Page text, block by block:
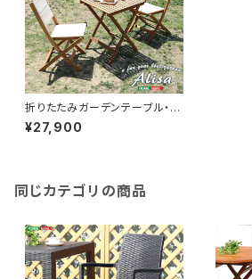
折りたたみガーデンテーブル・チ
ェア（3点セット）人気素材のアカ
シア材を使用 | Alisa-アリー
¥27,900
同じカテゴリの商品